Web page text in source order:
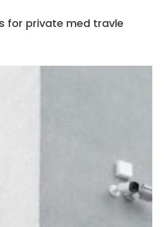
for private med travle